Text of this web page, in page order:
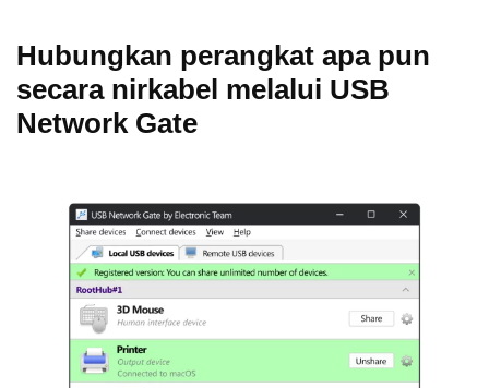
Hubungkan perangkat apa pun
secara nirkabel melalui USB
Network Gate